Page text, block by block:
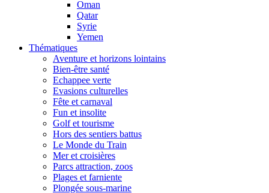
Oman
Qatar
Syrie
Yemen
Thématiques
Aventure et horizons lointains
Bien-être santé
Echappee verte
Evasions culturelles
Fête et carnaval
Fun et insolite
Golf et tourisme
Hors des sentiers battus
Le Monde du Train
Mer et croisières
Parcs attraction, zoos
Plages et farniente
Plongée sous-marine